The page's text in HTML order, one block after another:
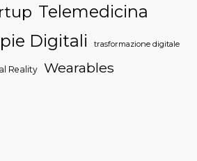
Telemedicina
Digitali trasformazione digitale
Reality Wearables